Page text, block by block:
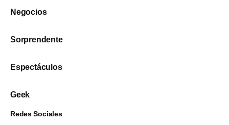
Negocios
Sorprendente
Espectáculos
Geek
Redes Sociales